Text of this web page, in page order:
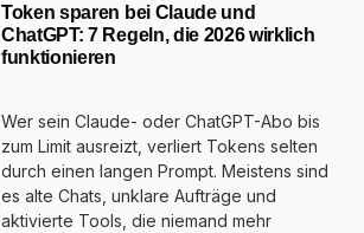
Token sparen bei Claude und
ChatGPT: 7 Regeln, die 2026 wirklich
funktionieren
Wer sein Claude- oder ChatGPT-Abo bis
zum Limit ausreizt, verliert Tokens selten
durch einen langen Prompt. Meistens sind
es alte Chats, unklare Aufträge und
aktivierte Tools, die niemand mehr